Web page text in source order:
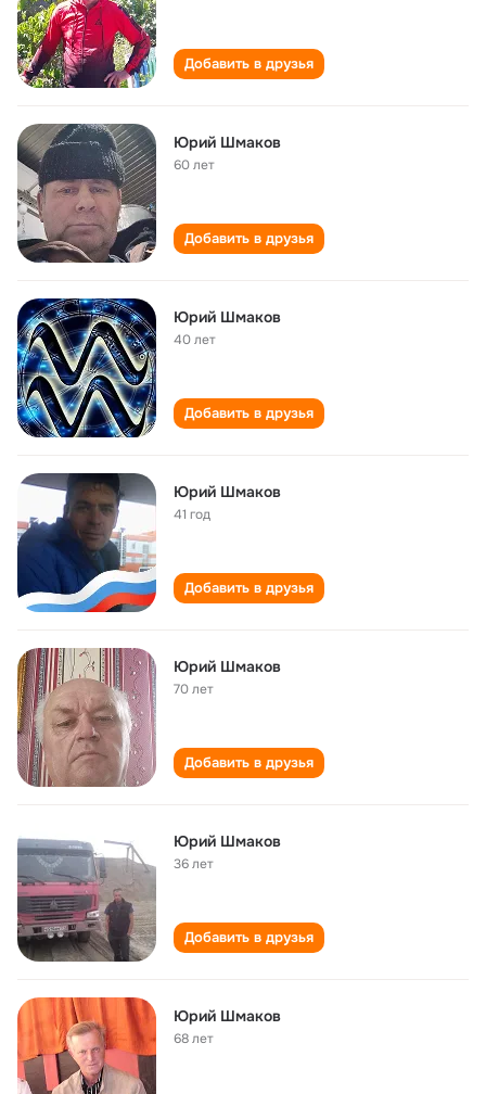
Добавить в друзья
Юрий Шмаков
60 лет
Добавить в друзья
Юрий Шмаков
40 лет
Добавить в друзья
Юрий Шмаков
41 год
Добавить в друзья
Юрий Шмаков
70 лет
Добавить в друзья
Юрий Шмаков
36 лет
Добавить в друзья
Юрий Шмаков
68 лет